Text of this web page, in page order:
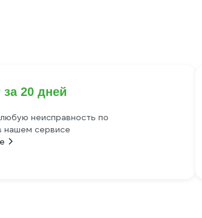
20 дней
неисправность по
нашем сервисе